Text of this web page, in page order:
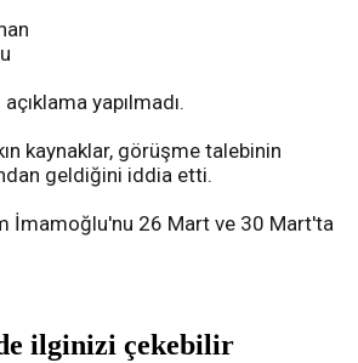
yapılmadı.
kaynaklar, görüşme talebinin
geldiğini iddia etti.
İmamoğlu'nu 26 Mart ve 30 Mart'ta
ilginizi çekebilir